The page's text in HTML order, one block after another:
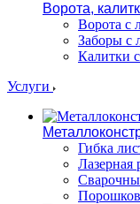
Ворота,
Ворота с
Заборы с
Калитки
Услуги
Гибка
Лазерная